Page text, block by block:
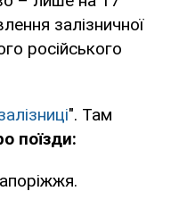
залізничної
російського
". Там
поїзди: